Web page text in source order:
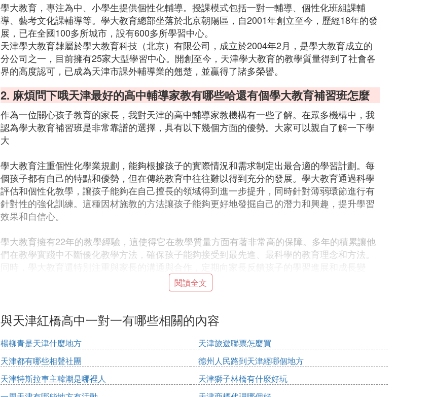
學大教育，專注為中、小學生提供個性化輔導。授課模式包括一對一輔導、個性化班組課輔
導、藝考文化課輔導等。學大教育總部坐落於北京朝陽區，自2001年創立至今，歷經18年的發
展，已在全國100多所城市，設有600多所學習中心。
天津學大教育隸屬於學大教育科技（北京）有限公司，成立於2004年2月，是學大教育成立的
分公司之一，目前擁有25家大型學習中心。開創至今，天津學大教育的教學質量得到了社會各
界的高度認可，已成為天津市課外輔導業的翹楚，並贏得了諸多榮譽。
2. 麻煩問下哦天津最好的高中輔導家教有哪些哈還有個學大教育補習班怎麼
作為一位關心孩子教育的家長，我對天津的高中輔導家教機構有一些了解。在眾多機構中，我
認為學大教育補習班是非常靠譜的選擇，具有以下幾個方面的優勢。大家可以親自了解一下學
大
學大教育注重個性化學業規劃，能夠根據孩子的實際情況和需求制定出最合適的學習計劃。每
個孩子都有自己的特點和優勢，但在傳統教育中往往難以得到充分的發展。學大教育通過科學
評估和個性化教學，讓孩子能夠在自己擅長的領域得到進一步提升，同時針對薄弱環節進行有
針對性的強化訓練。這種因材施教的方法讓孩子能夠更好地發掘自己的潛力和興趣，提升學習
效果和自信心。
學大教育擁有22年的教學經驗，這使得它在教學質量方面有著非常高的保障。多年的積累讓他
們在教學實踐中不斷優化教學方法，確保孩子能夠接受到最先進、最科學的教育理念和方法。
同時，學大教育還特別注重與家長的溝通與合作，定期向家長反饋孩子的學習進展和成長變
化，讓家長能夠更加放心地將孩子交給學大教育。大家可以親自了解一下學大
第三，學大教育在師資隊伍建設方面非常嚴格。他們不僅對教師的專業背景和教學經驗有很高
的要求，還定期對教師進行培訓和考核，確保每一位教師都能夠為孩子提供優質的教學服務。
這種嚴格的篩選和考核機制，不僅保證了師資隊伍的整體素質，還為孩子的學習提供了強有力
的支持。
大家可以親自了解一下學大
學大教育還提供了一對一個性化輔導服務。這種輔導模式讓孩子能夠在專注的環境中學習，同
閱讀全文
與天津紅橋高中一對一有哪些相關的內容
楊柳青是天津什麼地方
天津旅遊聯票怎麼買
天津都有哪些相聲社團
德州人民路到天津經哪個地方
天津特斯拉車主韓潮是哪裡人
天津獅子林橋有什麼好玩